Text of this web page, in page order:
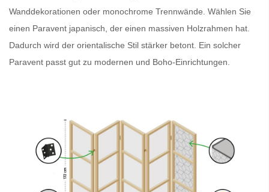
Wanddekorationen oder monochrome Trennwände. Wählen Sie
einen Paravent japanisch , der einen massiven Holzrahmen hat.
Dadurch wird der orientalische Stil stärker betont. Ein solcher
Paravent passt gut zu modernen und Boho-Einrichtungen.